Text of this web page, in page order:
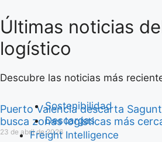
Saltar
al
contenido
Sostenibilidad
Descargas
Freight Intelligence
Últimas noticias
logístico
Descubre las noticias más
Puerto Valencia descarta
busca zonas logísticas más
23 de abril de 2026